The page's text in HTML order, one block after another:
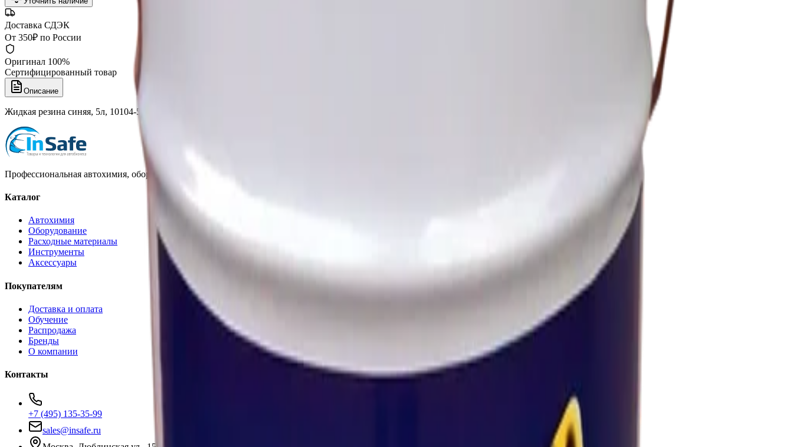
Доставка СДЭК
От 350₽ по России
Оригинал 100%
Сертифицированный товар
Описание
Жидкая резина синяя, 5л, 10104-5 Blue, Rubber Dip
Профессиональная автохимия, оборудование и расходные материалы для детейлинга.
Каталог
Автохимия
Оборудование
Расходные материалы
Инструменты
Аксессуары
Покупателям
Доставка и оплата
Обучение
Распродажа
Бренды
О компании
Контакты
+7 (495) 135-35-99
sales@insafe.ru